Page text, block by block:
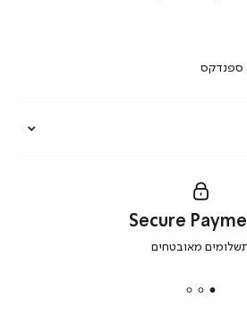
secure
Secure
מאובטחים